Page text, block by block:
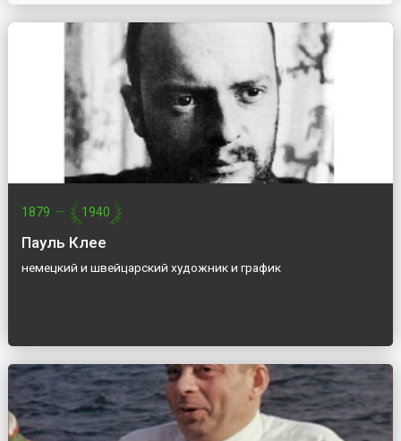
1879 — 1940
Пауль Клее
немецкий и швейцарский художник и график